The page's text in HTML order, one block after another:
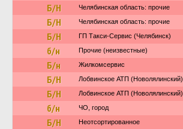
Б/Н Челябинская область: прочие
Б/Н Челябинская область: прочие
Б/Н ГП Такси-Сервис (Челябинск)
б/н Прочие (неизвестные)
Б/н Жилкомсервис
Б/Н Лобвинское АТП (Новолялинский)
Б/Н Лобвинское АТП (Новолялинский)
б/н ЧО, город
Б/Н Неотсортированное